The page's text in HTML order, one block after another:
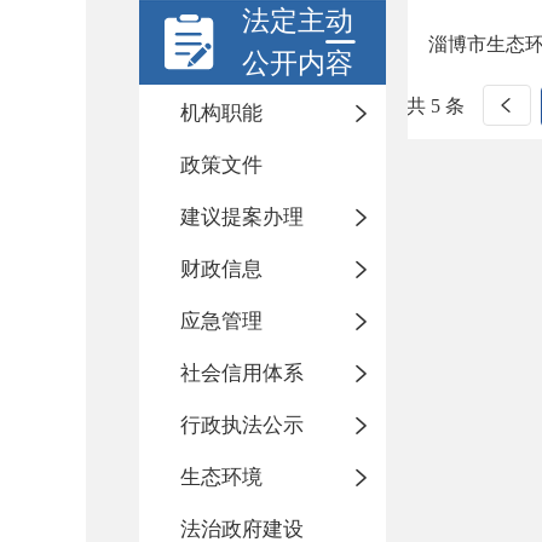
法定主动
公开内容
机构职能
政策文件
建议提案办理
财政信息
应急管理
社会信用体系
行政执法公示
生态环境
法治政府建设
淄博市生态
共 5 条